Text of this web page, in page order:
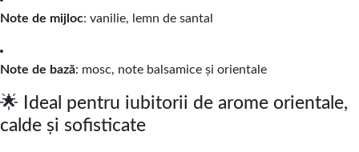
Note de mijloc: vanilie, lemn de santal
Note de bază: mosc, note balsamice și orientale
🌟 Ideal pentru iubitorii de arome orientale,
calde și sofisticate